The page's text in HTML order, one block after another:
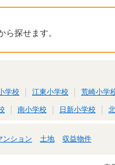
ら探せます。
学校 江東小学校 荒崎小学
南小学校 日新小学校
ンション 土地 収益物件